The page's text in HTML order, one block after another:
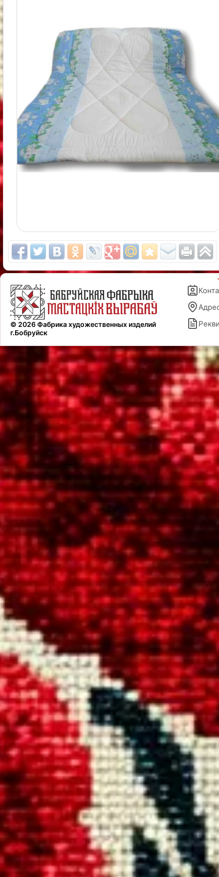
© 2026 Фабрика художественных изделий
г.Бобруйск